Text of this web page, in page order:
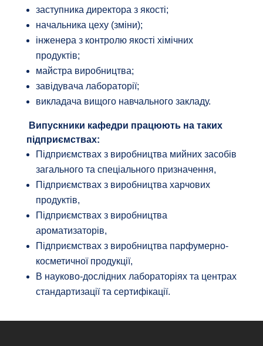
заступника директора з якості;
начальника цеху (зміни);
інженера з контролю якості хімічних
продуктів;
майстра виробництва;
завідувача лабораторії;
викладача вищого навчального закладу.
Випускники кафедри працюють на таких
підприємствах:
Підприємствах з виробництва мийних засобів
загального та спеціального призначення,
Підприємствах з виробництва харчових
продуктів,
Підприємствах з виробництва
ароматизаторів,
Підприємствах з виробництва парфумерно-
косметичної продукції,
В науково-дослідних лабораторіях та центрах
стандартизації та сертифікації.